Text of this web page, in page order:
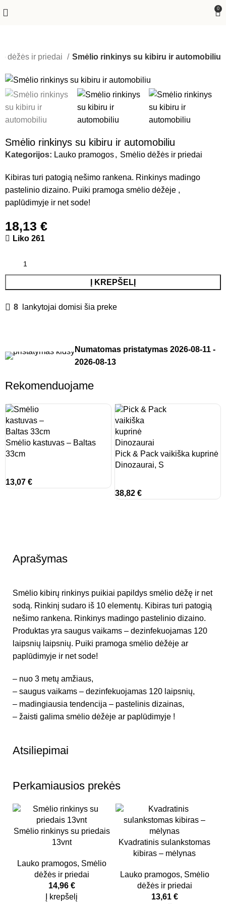
0
dėžės ir priedai Smėlio rinkinys su kibiru ir automobiliu
Smėlio rinkinys su kibiru ir automobiliu
Kategorijos: Lauko pramogos, Smėlio dėžės ir priedai
Kibiras turi patogią nešimo rankena. Rinkinys madingo
pastelinio dizaino. Puiki pramoga smėlio dėžėje ,
paplūdimyje ir net sode!
18,13€
Liko 261
Į KREPŠELĮ
8 lankytojai domisi šia preke
Numatomas pristatymas2026-08-11 -
2026-08-13
Rekomenduojame
Smėlio kastuvas – Baltas
33cm
13,07€
Pick & Pack vaikiška kuprinė
Dinozaurai, S
38,82 €
Aprašymas
Smėlio kibirų rinkinys puikiai papildys smėlio dėžę ir net
sodą. Rinkinį sudaro iš 10 elementų. Kibiras turi patogią
nešimo rankena. Rinkinys madingo pastelinio dizaino.
Produktas yra saugus vaikams – dezinfekuojamas 120
laipsnių laipsnių. Puiki pramoga smėlio dėžėje ar
paplūdimyje ir net sode!
– nuo 3 metų amžiaus,
– saugus vaikams – dezinfekuojamas 120 laipsnių,
– madingiausia tendencija – pastelinis dizainas,
– žaisti galima smėlio dėžėje ar paplūdimyje !
Atsiliepimai
Perkamiausios prekės
Smėlio rinkinys su priedais
13vnt
Lauko pramogos, Smėlio
dėžės ir priedai
14,96 €
Į krepšelį
Kvadratinis sulankstomas
kibiras – mėlynas
Lauko pramogos, Smėlio
dėžės ir priedai
13,61 €